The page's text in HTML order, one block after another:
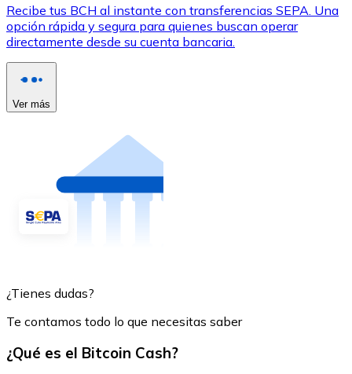
Recibe tus BCH al instante con transferencias SEPA. Una
opción rápida y segura para quienes buscan operar
directamente desde su cuenta bancaria.
Ver más
¿Tienes dudas?
Te contamos todo lo que necesitas saber
¿Qué es el Bitcoin Cash?